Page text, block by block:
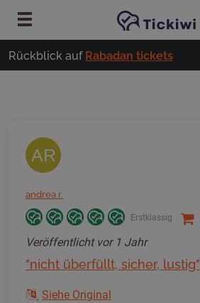
Zum Hauptinhalt springen
Rückblick auf Rabadan tickets
AR
andrea r.
Erstklassig
Veröffentlicht vor 1 Jahr
"nicht überfüllt, sicher, lustig"
Siehe Original